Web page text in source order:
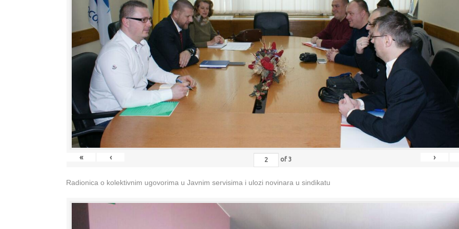
« ‹ of 3 ›
Radionica o kolektivnim ugovorima u Javnim servisima i ulozi novinara u sindikatu